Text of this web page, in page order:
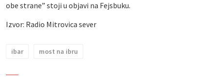
obe strane” stoji u objavi na Fejsbuku.
Izvor: Radio Mitrovica sever
ibar most na ibru